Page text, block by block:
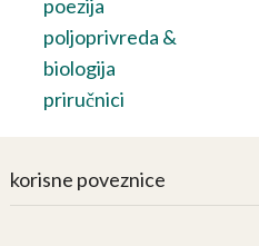
poezija
poljoprivreda &
biologija
priručnici
korisne poveznice